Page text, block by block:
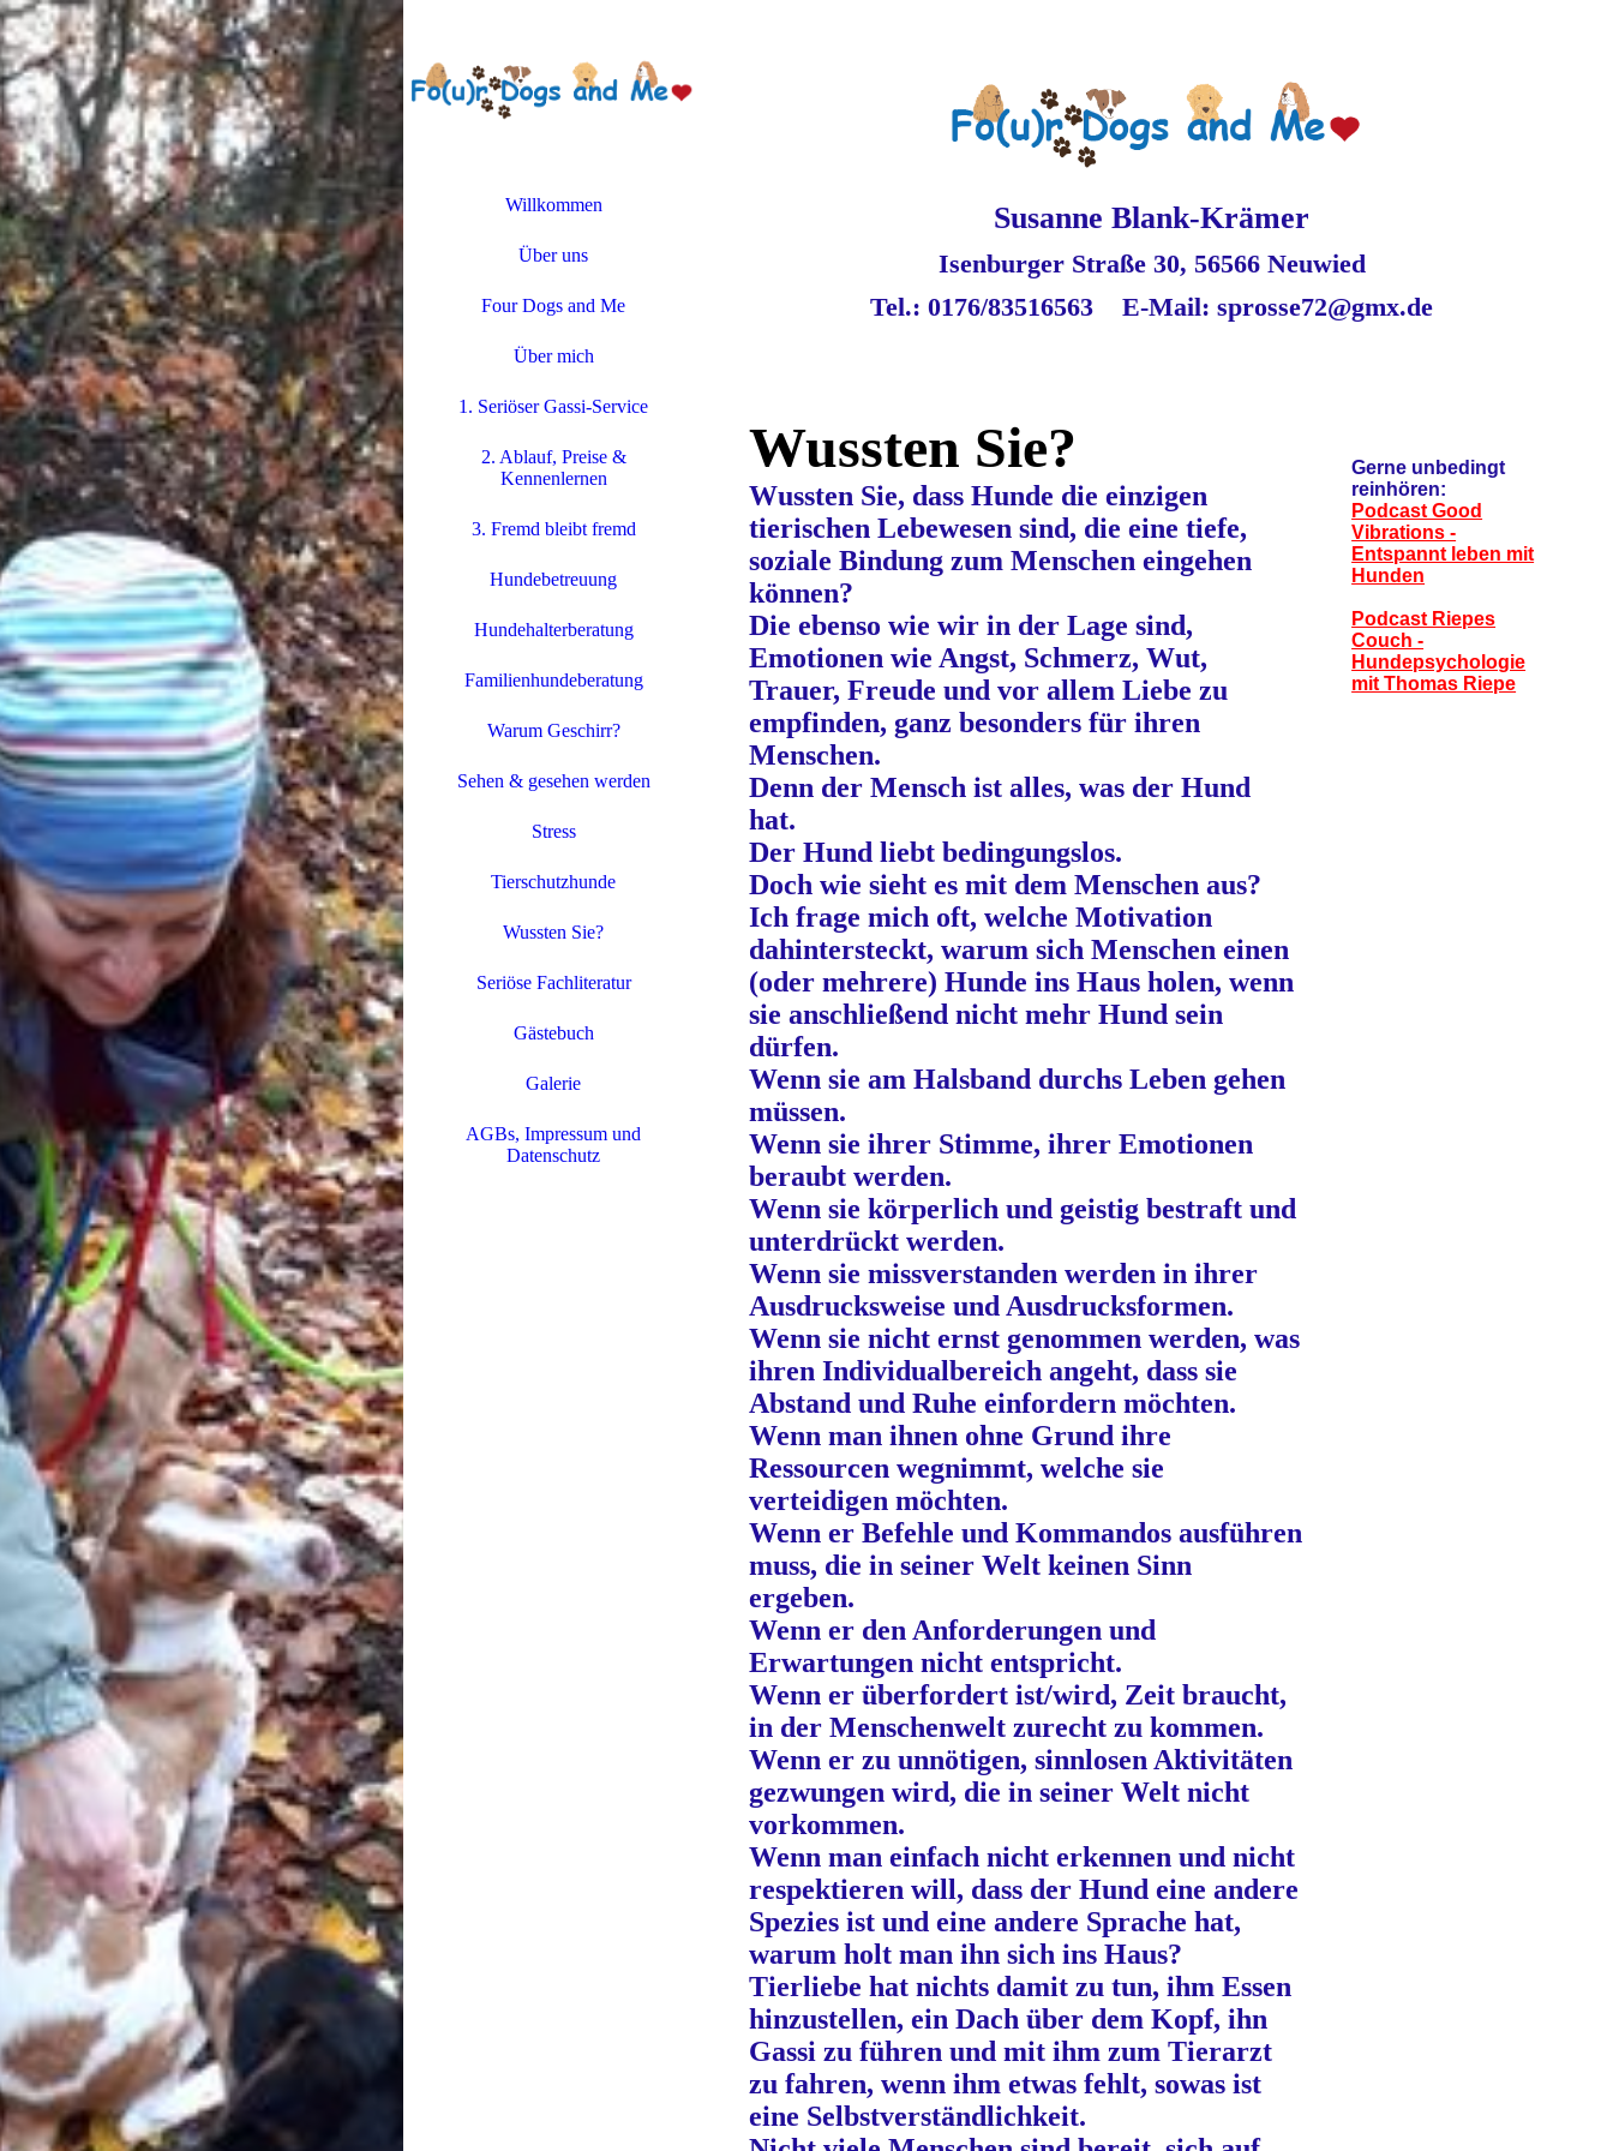
Willkommen
Über uns
Four Dogs and Me
Über mich
1. Seriöser Gassi-Service
2. Ablauf, Preise &
Kennenlernen
3. Fremd bleibt fremd
Hundebetreuung
Hundehalterberatung
Familienhundeberatung
Warum Geschirr?
Sehen & gesehen werden
Stress
Tierschutzhunde
Wussten Sie?
Seriöse Fachliteratur
Gästebuch
Galerie
AGBs, Impressum und
Datenschutz
Susanne Blank-Krämer
Isenburger Straße 30, 56566 Neuwied
Tel.: 0176/83516563E-Mail: sprosse72@gmx.de
Wussten Sie?
Wussten Sie, dass Hunde die einzigen
tierischen Lebewesen sind, die eine tiefe,
soziale Bindung zum Menschen eingehen
können?
Die ebenso wie wir in der Lage sind,
Emotionen wie Angst, Schmerz, Wut,
Trauer, Freude und vor allem Liebe zu
empfinden, ganz besonders für ihren
Menschen.
Denn der Mensch ist alles, was der Hund
hat.
Der Hund liebt bedingungslos.
Doch wie sieht es mit dem Menschen aus?
Ich frage mich oft, welche Motivation
dahintersteckt, warum sich Menschen einen
(oder mehrere) Hunde ins Haus holen, wenn
sie anschließend nicht mehr Hund sein
dürfen.
Wenn sie am Halsband durchs Leben gehen
müssen.
Wenn sie ihrer Stimme, ihrer Emotionen
beraubt werden.
Wenn sie körperlich und geistig bestraft und
unterdrückt werden.
Wenn sie missverstanden werden in ihrer
Ausdrucksweise und Ausdrucksformen.
Wenn sie nicht ernst genommen werden, was
ihren Individualbereich angeht, dass sie
Abstand und Ruhe einfordern möchten.
Wenn man ihnen ohne Grund ihre
Ressourcen wegnimmt, welche sie
verteidigen möchten.
Wenn er Befehle und Kommandos ausführen
muss, die in seiner Welt keinen Sinn
ergeben.
Wenn er den Anforderungen und
Erwartungen nicht entspricht.
Wenn er überfordert ist/wird, Zeit braucht,
in der Menschenwelt zurecht zu kommen.
Wenn er zu unnötigen, sinnlosen Aktivitäten
gezwungen wird, die in seiner Welt nicht
vorkommen.
Wenn man einfach nicht erkennen und nicht
respektieren will, dass der Hund eine andere
Spezies ist und eine andere Sprache hat,
warum holt man ihn sich ins Haus?
Tierliebe hat nichts damit zu tun, ihm Essen
hinzustellen, ein Dach über dem Kopf, ihn
Gassi zu führen und mit ihm zum Tierarzt
zu fahren, wenn ihm etwas fehlt, sowas ist
eine Selbstverständlichkeit.
Gerne unbedingt
reinhören:
Podcast Good
Vibrations -
Entspannt leben mit
Hunden
Podcast Riepes
Couch -
Hundepsychologie
mit Thomas Riepe